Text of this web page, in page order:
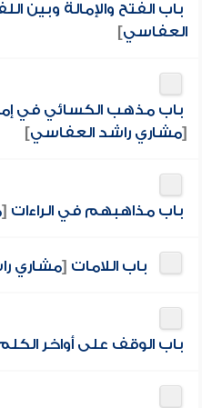
باب الفتح والإمالة وبين
العفاسي]
باب مذهب الكسائي في
[مشاري راشد العفاسي]
باب مذاهبهم في الراءات [
باب اللامات [مشاري
باب الوقف على أواخر